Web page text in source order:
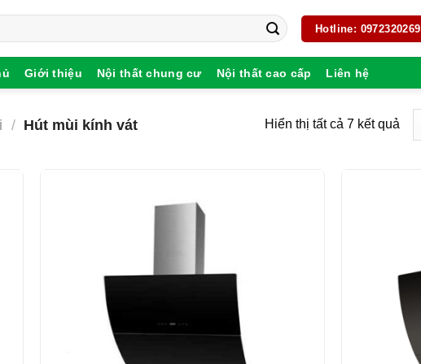
Hotline: 0972320269
Giới thiệu Nội thất chung cư Nội thất cao cấp Liên hệ
/ Hút mùi kính vát Hiển thị tất cả 7 kết quả